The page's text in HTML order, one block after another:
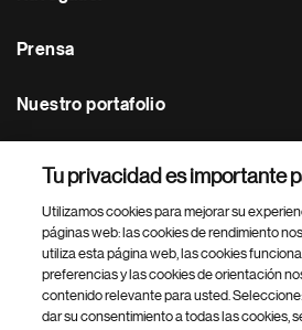
Prensa
Nuestro portafolio
Footer Site Search
Tu privacidad es importante
Utilizamos cookies para mejorar su
páginas web: las cookies de rendimiento
utiliza esta página web, las cookies
preferencias y las cookies de orientación
contenido relevante para usted.
dar su consentimiento a todas las cookies,